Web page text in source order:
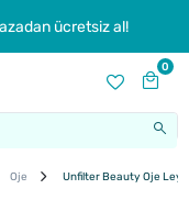
ücretsiz al!
0
Oje Unfilter Beauty Oje